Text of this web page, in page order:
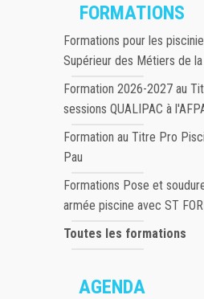
FORMATIONS
Formations pour les
Supérieur des Métiers de
Formation 2026-2027 au
sessions QUALIPAC à
Formation au Titre Pro
Pau
Formations Pose et
armée piscine avec ST
Toutes les formations
AGENDA